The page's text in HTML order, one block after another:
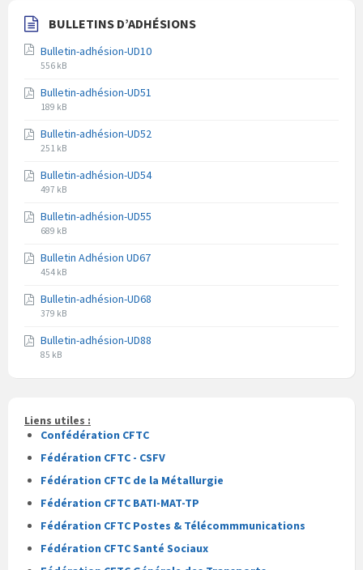
BULLETINS D’ADHÉSIONS
Bulletin-adhésion-UD10
Extension
fichier
pdf
Taille
fichier
556 kB
Bulletin-adhésion-UD51
Extension
fichier
pdf
Taille
fichier
189 kB
Bulletin-adhésion-UD52
Extension
fichier
pdf
Taille
fichier
251 kB
Bulletin-adhésion-UD54
Extension
fichier
pdf
Taille
fichier
497 kB
Bulletin-adhésion-UD55
Extension
fichier
pdf
Taille
fichier
689 kB
Bulletin Adhésion UD67
Extension
fichier
pdf
Taille
fichier
454 kB
Bulletin-adhésion-UD68
Extension
fichier
pdf
Taille
fichier
379 kB
Bulletin-adhésion-UD88
Extension
fichier
Taille
fichier
85 kB
Liens utiles :
Confédération CFTC
Fédération CFTC - CSFV
Fédération CFTC de la Métallurgie
Fédération CFTC BATI-MAT-TP
Fédération CFTC Postes & Télécommmunications
Fédération CFTC Santé Sociaux